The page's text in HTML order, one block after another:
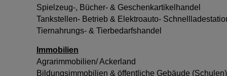
Spielzeug-, Bücher- & Geschenkartikelhandel
Tankstellen- Betrieb & Elektroauto-
Tiernahrungs- & Tierbedarfshandel
Immobilien
Agrarimmobilien/ Ackerland
Bildungsimmobilien & öffentliche Gebäude (Schulen)